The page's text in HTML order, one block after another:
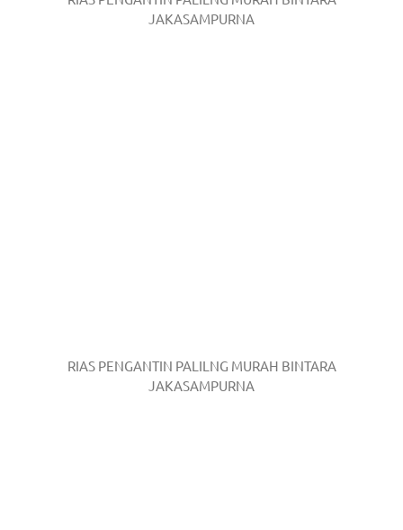
JAKASAMPURNA
RIAS PENGANTIN PALILNG MURAH BINTARA
JAKASAMPURNA